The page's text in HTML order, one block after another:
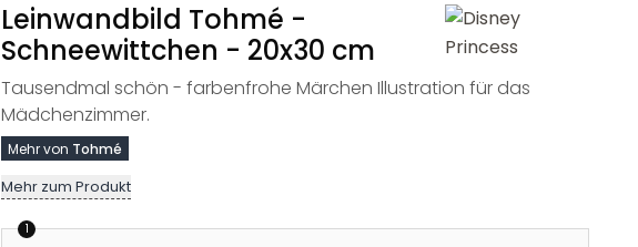
Leinwandbild Tohmé -
Schneewittchen - 20x30 cm
Tausendmal schön - farbenfrohe Märchen Illustration für das
Mädchenzimmer.
Mehr von Tohmé
Mehr zum Produkt
1